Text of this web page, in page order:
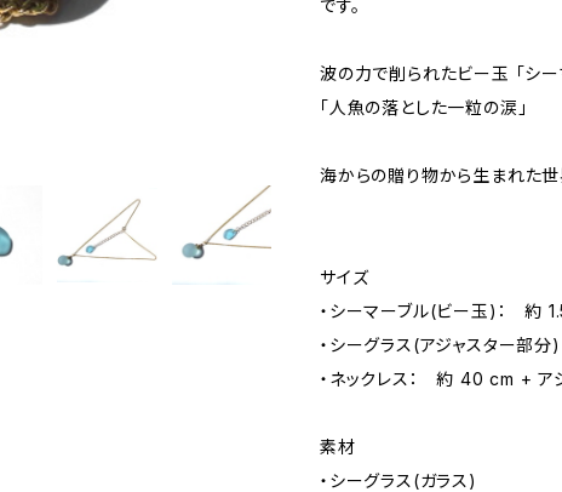
です。
波の力で削られたビー玉 「シ
「人魚の落とした一粒の涙」
海からの贈り物から生まれた世
サイズ
・シーマーブル(ビー玉)： 約
・シーグラス(アジャスター部
・ネックレス： 約 40 cm + ア
素材
・シーグラス(ガラス)